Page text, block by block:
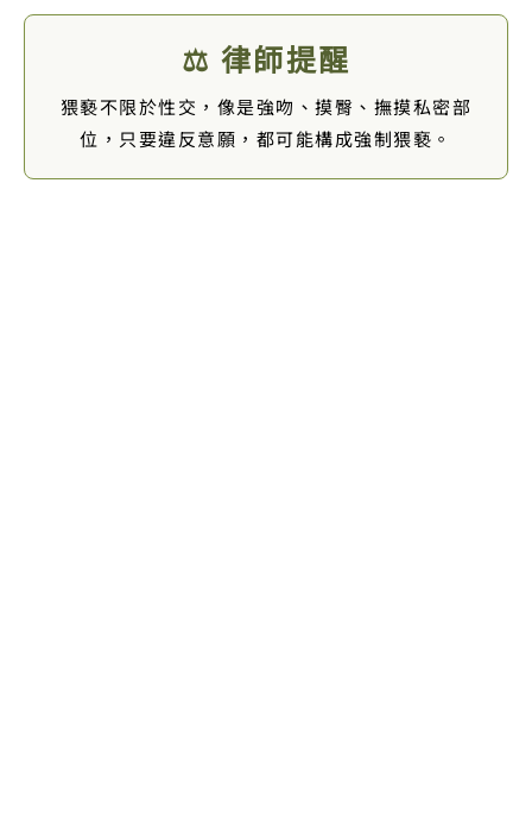
⚖️ 律師提醒
猥褻不限於性交，像是強吻、摸臀、撫摸私密部
位，只要違反意願，都可能構成強制猥褻。